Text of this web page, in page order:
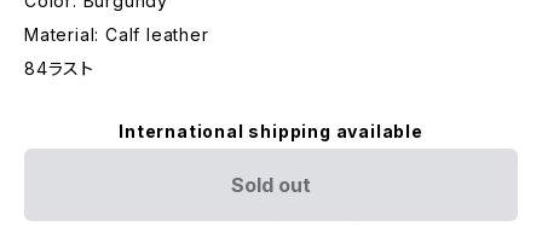
Material: Calf leather
84ラスト
International shipping available
Sold out